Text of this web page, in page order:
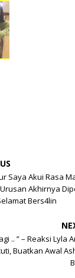
Saya Akui Rasa
Akhirnya
Bers4lin
.. ” – Reaksi Lyla
Buatkan Awal